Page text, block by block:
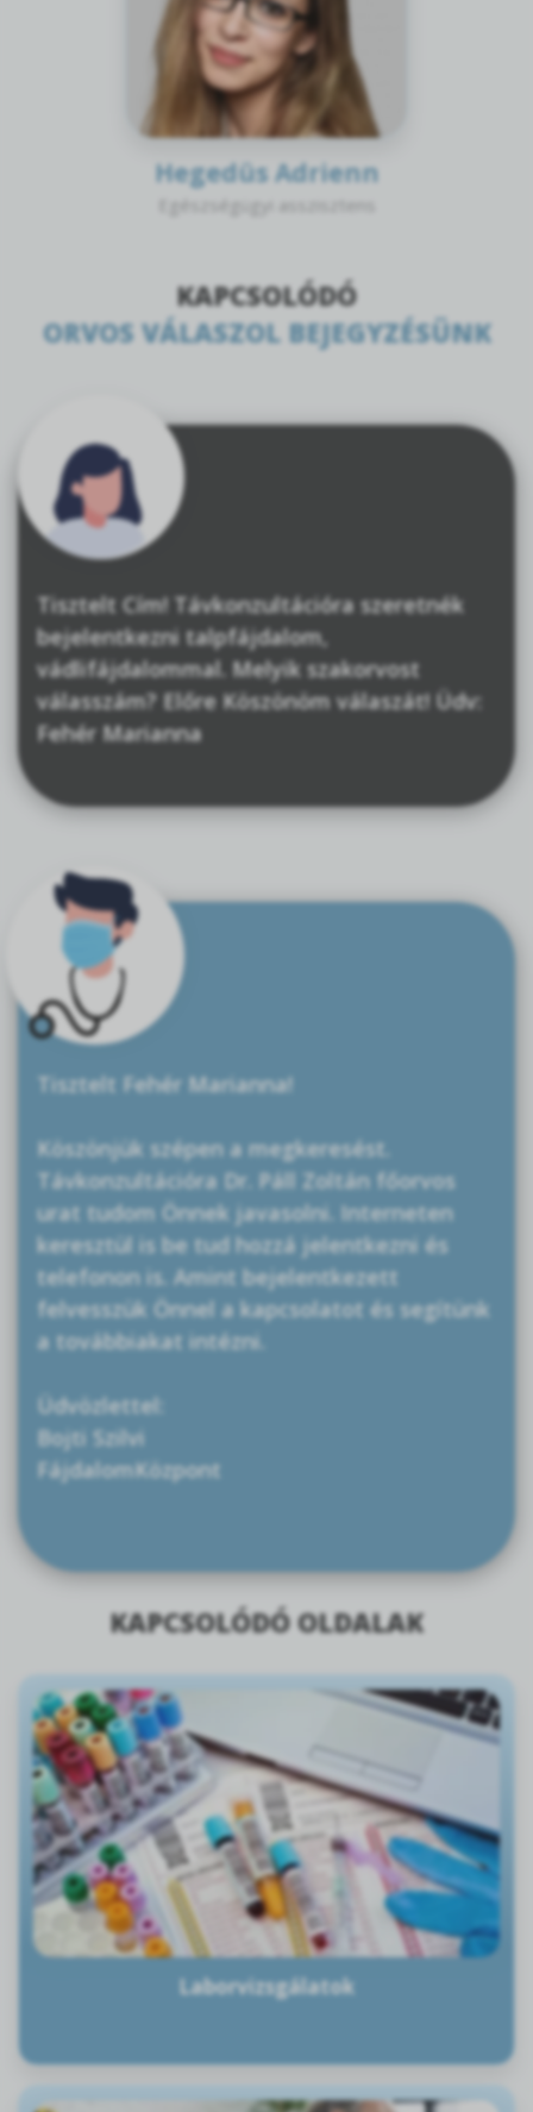
Hegedüs Adrienn
Egészségügyi asszisztens
KAPCSOLÓDÓ
ORVOS VÁLASZOL BEJEGYZÉSÜNK
Tisztelt Cím! Távkonzultációra szeretnék
bejelentkezni talpfájdalom,
vádlifájdalommal. Melyik szakorvost
válasszám? Előre Köszönöm válaszát! Üdv:
Fehér Marianna
Tisztelt Fehér Marianna!
Köszönjük szépen a megkeresést.
Távkonzultációra Dr. Páll Zoltán főorvos
urat tudom Önnek javasolni. Interneten
keresztül is be tud hozzá jelentkezni és
telefonon is. Amint bejelentkezett
felvesszük Önnel a kapcsolatot és segítünk
a továbbiakat intézni.
Üdvözlettel:
Bojti Szilvi
FájdalomKözpont
KAPCSOLÓDÓ OLDALAK
Laborvizsgálatok